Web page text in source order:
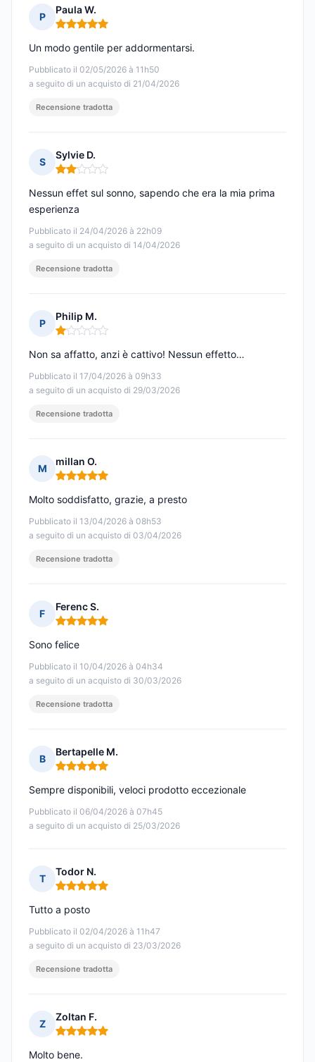
P
Paula W.
Nota: 5 su 5
Pubblicato il 02/05/2026 à 11h50
a seguito di un acquisto di 21/04/2026
Un modo gentile per addormentarsi.
Recensione tradotta
S
Sylvie D.
Nota: 2 su 5
Pubblicato il 24/04/2026 à 22h09
a seguito di un acquisto di 14/04/2026
Nessun effet sul sonno, sapendo che era la mia prima
esperienza
Recensione tradotta
P
Philip M.
Nota: 1 su 5
Pubblicato il 17/04/2026 à 09h33
a seguito di un acquisto di 29/03/2026
Non sa affatto, anzi è cattivo! Nessun effetto…
Recensione tradotta
M
millan O.
Nota: 5 su 5
Pubblicato il 13/04/2026 à 08h53
a seguito di un acquisto di 03/04/2026
Molto soddisfatto, grazie, a presto
Recensione tradotta
F
Ferenc S.
Nota: 5 su 5
Pubblicato il 10/04/2026 à 04h34
a seguito di un acquisto di 30/03/2026
Sono felice
Recensione tradotta
B
Bertapelle M.
Nota: 5 su 5
Pubblicato il 06/04/2026 à 07h45
a seguito di un acquisto di 25/03/2026
Sempre disponibili, veloci prodotto eccezionale
T
Todor N.
Nota: 5 su 5
Pubblicato il 02/04/2026 à 11h47
a seguito di un acquisto di 23/03/2026
Tutto a posto
Recensione tradotta
Z
Zoltan F.
Nota: 5 su 5
Molto bene.